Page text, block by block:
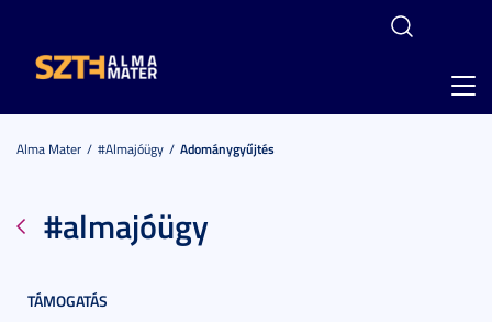
Alma Mater #almajóügy Adománygyűjtés
#almajóügy
TÁMOGATÁS